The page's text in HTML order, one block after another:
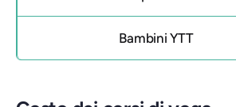
Bambini YTT